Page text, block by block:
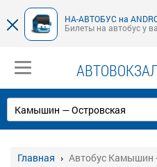
НА-АВТОБУС на
Билеты на автобус у
Главная Автобус Камышин